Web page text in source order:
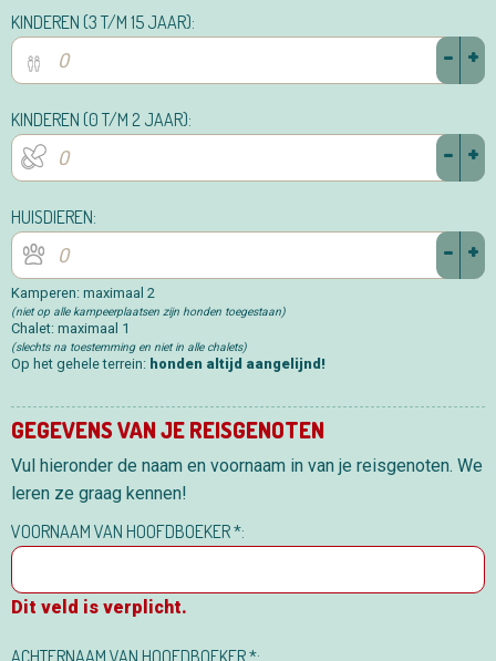
KINDEREN (3 T/M 15 JAAR):
+
-
KINDEREN (0 T/M 2 JAAR):
+
-
HUISDIEREN:
+
-
Kamperen: maximaal 2
(niet op alle kampeerplaatsen zijn honden toegestaan)
Chalet: maximaal 1
(slechts na toestemming en niet in alle chalets)
Op het gehele terrein: honden altijd aangelijnd!
GEGEVENS VAN JE REISGENOTEN
Vul hieronder de naam en voornaam in van je reisgenoten. We
leren ze graag kennen!
VOORNAAM VAN HOOFDBOEKER *:
Dit veld is verplicht.
ACHTERNAAM VAN HOOFDBOEKER *: